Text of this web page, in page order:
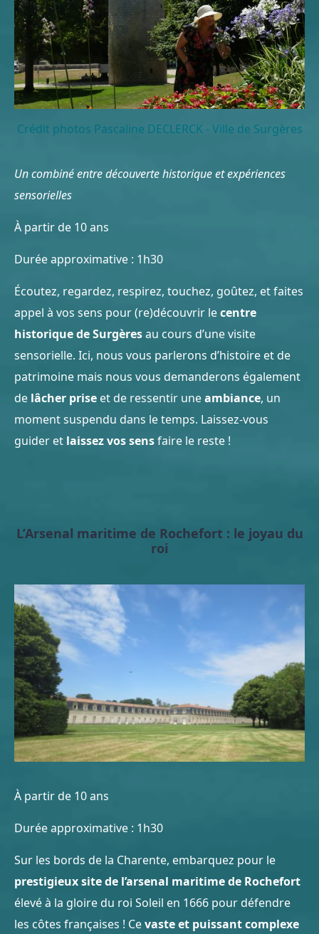
Crédit photos Pascaline DECLERCK - Ville de Surgères
Un combiné entre découverte historique et expériences
sensorielles
À partir de 10 ans
Durée approximative : 1h30
Écoutez, regardez, respirez, touchez, goûtez, et faites
appel à vos sens pour (re)découvrir lecentre
historique de Surgèresau cours d’une visite
sensorielle. Ici, nous vous parlerons d’histoire et de
patrimoine mais nous vous demanderons également
de lâcher prise et de ressentir uneambiance, un
moment suspendu dans le temps. Laissez-vous
guider et laissez vos sensfaire le reste !
L’Arsenal maritime de Rochefort : le joyau du
roi
À partir de 10 ans
Durée approximative : 1h30
Sur les bords de la Charente, embarquez pour le
prestigieux site de l’arsenal maritime de Rochefort
élevé à la gloire du roi Soleil en 1666 pour défendre
les côtes françaises ! Cevaste et puissant complexe